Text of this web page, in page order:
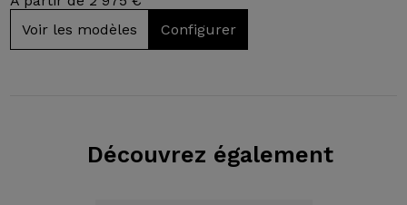
Voir les modèles
Configurer
Découvrez également